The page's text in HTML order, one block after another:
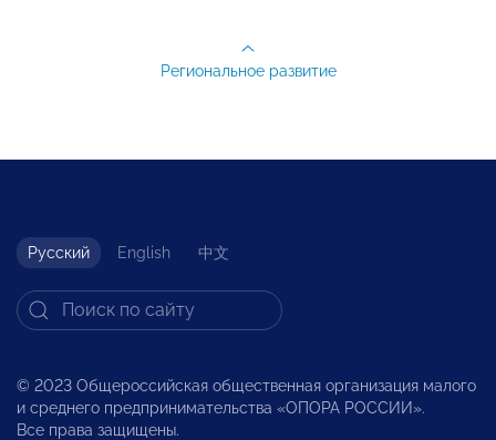
Региональное развитие
Русский English 中文
© 2023 Общероссийская общественная организация малого
и среднего предпринимательства «ОПОРА РОССИИ».
Все права защищены.